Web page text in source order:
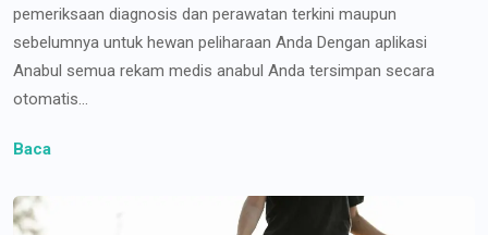
pemeriksaan diagnosis dan perawatan terkini maupun
sebelumnya untuk hewan peliharaan Anda Dengan aplikasi
Anabul semua rekam medis anabul Anda tersimpan secara
otomatis...
Baca